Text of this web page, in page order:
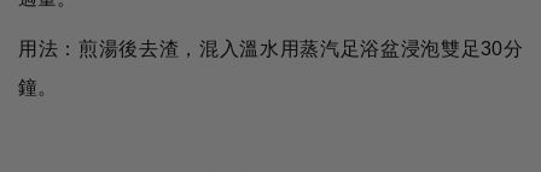
用法：煎湯後去渣，混入溫水用蒸汽足浴盆浸泡雙足30分
鐘。